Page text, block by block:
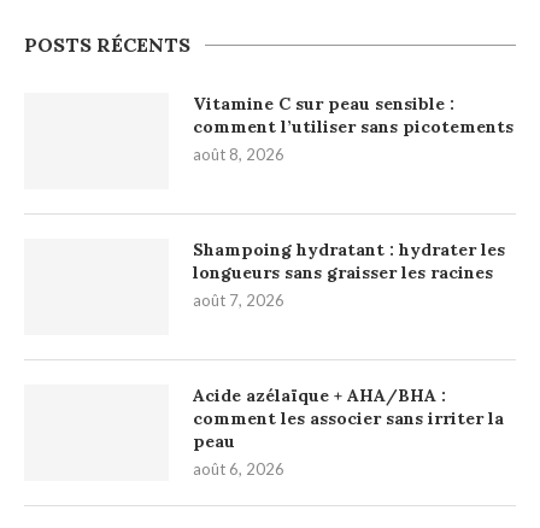
POSTS RÉCENTS
Vitamine C sur peau sensible :
comment l’utiliser sans picotements
août 8, 2026
Shampoing hydratant : hydrater les
longueurs sans graisser les racines
août 7, 2026
Acide azélaïque + AHA/BHA :
comment les associer sans irriter la
peau
août 6, 2026